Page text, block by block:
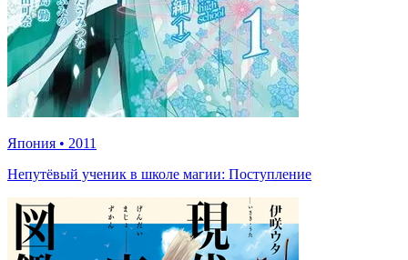
Япония • 2011
Непутёвый ученик в школе магии: Поступление